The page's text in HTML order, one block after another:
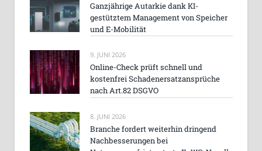
Ganzjährige Autarkie dank KI-
gestütztem Management von Speicher
und E-Mobilität
9. JUNI 2026
Online-Check prüft schnell und
kostenfrei Schadenersatzansprüche
nach Art.82 DSGVO
8. JUNI 2026
Branche fordert weiterhin dringend
Nachbesserungen bei